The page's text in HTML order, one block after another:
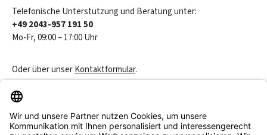
Telefonische Unterstützung und Beratung unter:
+49 2043-957 191 50
Mo-Fr, 09:00 – 17:00 Uhr
Oder über unserKontaktformular.